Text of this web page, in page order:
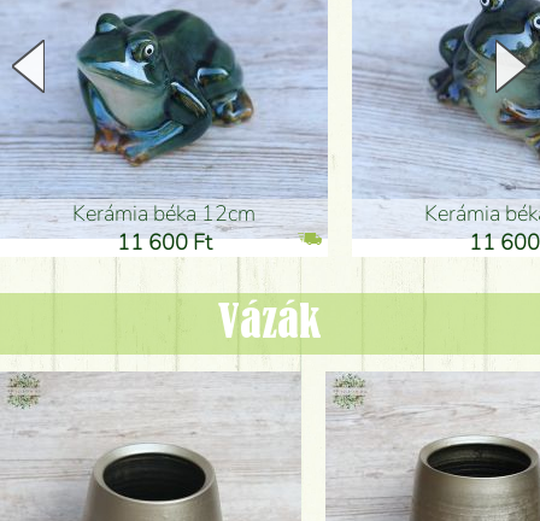
Kerámia béka 12cm
11 600 Ft
Kerámia
11
Vázák